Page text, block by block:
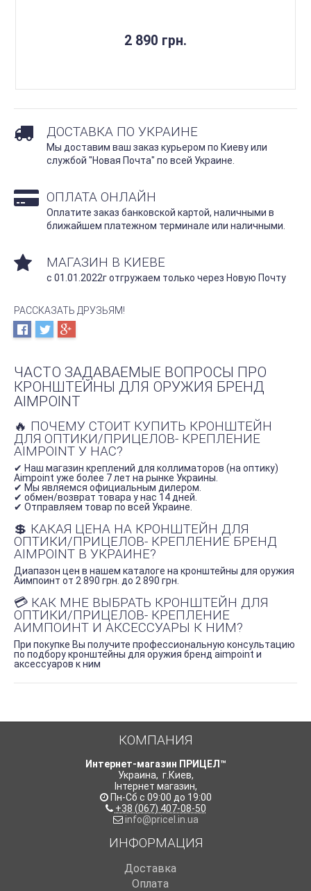
2 890 грн.
ДОСТАВКА ПО УКРАИНЕ
Мы доставим ваш заказ курьером по Киеву или
службой "Новая Почта" по всей Украине.
ОПЛАТА ОНЛАЙН
Оплатите заказ банковской картой, наличными в
ближайшем платежном терминале или наличными.
МАГАЗИН В КИЕВЕ
с 01.01.2022г отгружаем только через Новую Почту
РАССКАЗАТЬ ДРУЗЬЯМ!
ЧАСТО ЗАДАВАЕМЫЕ ВОПРОСЫ ПРО
КРОНШТЕЙНЫ ДЛЯ ОРУЖИЯ БРЕНД
AIMPOINT
🔥 ПОЧЕМУ СТОИТ КУПИТЬ КРОНШТЕЙН
ДЛЯ ОПТИКИ/ПРИЦЕЛОВ- КРЕПЛЕНИЕ
AIMPOINT У НАС?
✔ Наш магазин креплений для коллиматоров (на оптику)
Aimpoint уже более 7 лет на рынке Украины.
✔ Мы являемся официальным дилером.
✔ обмен/возврат товара у нас 14 дней.
✔ Отправляем товар по всей Украине.
💲 КАКАЯ ЦЕНА НА КРОНШТЕЙН ДЛЯ
ОПТИКИ/ПРИЦЕЛОВ- КРЕПЛЕНИЕ БРЕНД
AIMPOINT В УКРАИНЕ?
Диапазон цен в нашем каталоге на кронштейны для оружия
Аимпоинт от 2 890 грн. до 2 890 грн.
💳 КАК МНЕ ВЫБРАТЬ КРОНШТЕЙН ДЛЯ
ОПТИКИ/ПРИЦЕЛОВ- КРЕПЛЕНИЕ
АИМПОИНТ И АКСЕССУАРЫ К НИМ?
При покупке Вы получите профессиональную консультацию
по подбору кронштейны для оружия бренд aimpoint и
аксессуаров к ним
КОМПАНИЯ
Интернет-магазин ПРИЦЕЛ™
Украина, г.Киев,
Інтернет магазин,
Пн-Сб с 09:00 до 19:00
+38 (067) 407-08-50
info@pricel.in.ua
ИНФОРМАЦИЯ
Доставка
Оплата